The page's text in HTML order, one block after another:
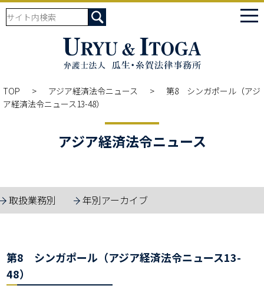
TOP アジア経済法令ニュース
第8 シンガポール（アジ
ア経済法令ニュース13-48）
アジア経済法令ニュース
取扱業務別 年別アーカイブ
第8 シンガポール（アジア経済法令ニュース13-
48）